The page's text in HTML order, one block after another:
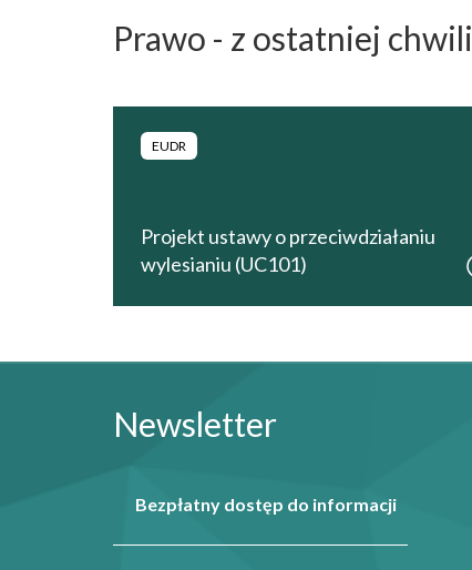
Prawo - z ostatniej chwili
EUDR
Projekt ustawy o przeciwdziałaniu
wylesianiu (UC101)
Newsletter
Bezpłatny dostęp do informacji